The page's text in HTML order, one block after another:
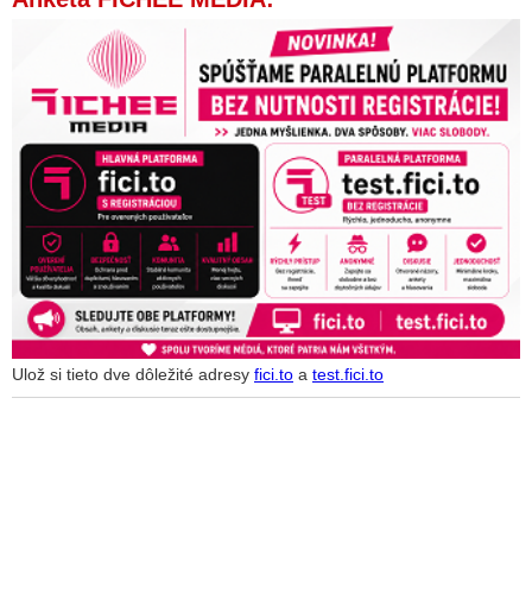
Ulož si tieto dve dôležité adresy fici.to a test.fici.to